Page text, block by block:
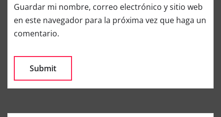
Guardar mi nombre, correo electrónico y sitio web
en este navegador para la próxima vez que haga un
comentario.